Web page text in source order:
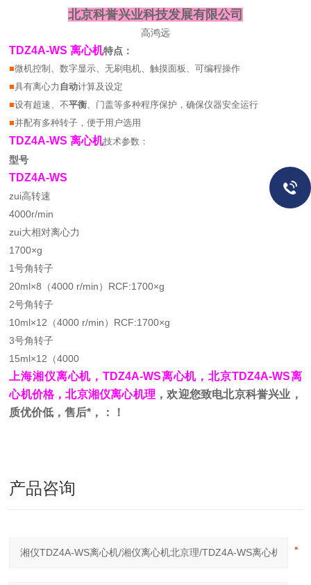
北京科誉兴业科技发展有限公司
高鸿远
TDZ4A-WS 离心机特点：
■微机控制、数字显示、无刷电机、触摸面板、可编程操作
■具有离心力 自动计算及设定
■设有超速、不平衡、门盖等多种程序保护，确保仪器安全运行
■并配有多种转子，便于用户选用
TDZ4A-WS 离心机技术参数：
型号
TDZ4A-WS
zui高转速
4000r/min
zui大相对离心力
1700×g
1号角转子
20ml×8（4000 r/min）RCF:1700×g
2号角转子
10ml×12（4000 r/min）RCF:1700×g
3号角转子
15ml×12（4000
上海湘仪离心机，TDZ4A-WS离心机，北京TDZ4A-WS离
心机价格，北京湘仪离心机理 ，欢迎您致电北京科誉兴业，
质优价低，售后*，：！
产品咨询